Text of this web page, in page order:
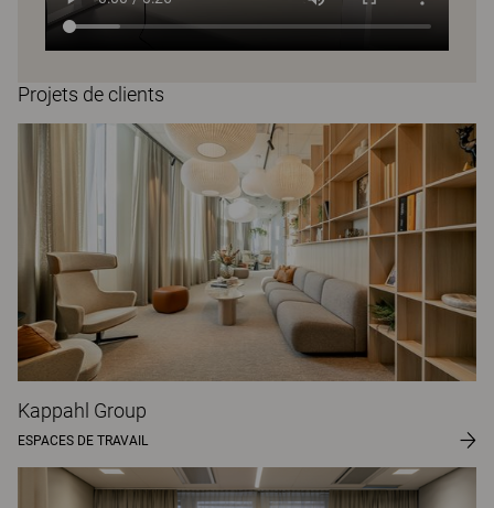
Projets de clients
Kappahl Group
ESPACES DE TRAVAIL